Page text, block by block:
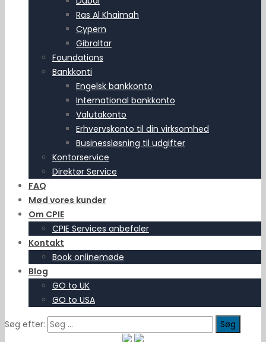
Ras Al Khaimah
Cypern
Gibraltar
Foundations
Bankkonti
Engelsk bankkonto
International bankkonto
Valutakonto
Erhvervskonto til din virksomhed
Businessløsning til udgifter
Kontorservice
Direktør Service
FAQ
Mød vores kunder
Om CPIE
CPIE Services anbefaler
Kontakt
Book onlinemøde
Blog
GO to UK
GO to USA
Søg efter: